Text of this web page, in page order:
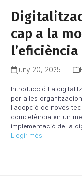
cap a la
l’eficiència
juny 20, 2025
Introducció La
per a les
l'adopció de noves
competència en un
implementació de la
Llegir més